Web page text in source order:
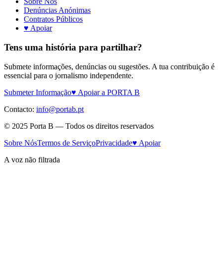
Denúncias Anónimas
Contratos Públicos
♥ Apoiar
Tens uma história para partilhar?
Submete informações, denúncias ou sugestões. A tua contribuição é
essencial para o jornalismo independente.
Submeter Informação♥ Apoiar a PORTA B
Contacto: info@portab.pt
© 2025 Porta B — Todos os direitos reservados
Sobre NósTermos de ServiçoPrivacidade♥ Apoiar
A voz não filtrada